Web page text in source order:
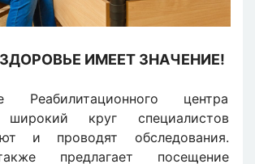
ИМЕЕТ ЗНАЧЕНИЕ!
центра
широкий круг специалистов
и проводят обследования.
предлагает посещение